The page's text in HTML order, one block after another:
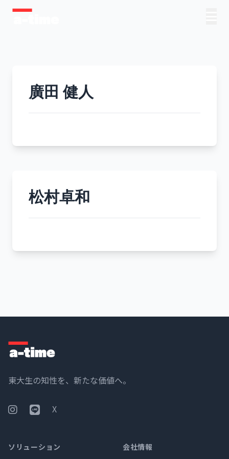
廣田 健人
松村卓和
東大生の知性を、新たな価値へ。
InstagramOfficial LINE
X
X
ソリューション 会社情報